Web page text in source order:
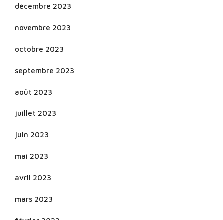
décembre 2023
novembre 2023
octobre 2023
septembre 2023
août 2023
juillet 2023
juin 2023
mai 2023
avril 2023
mars 2023